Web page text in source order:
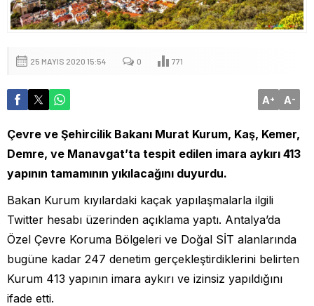
25 MAYIS 2020 15:54 0 771
A+ A-
Çevre ve Şehircilik Bakanı Murat Kurum, Kaş, Kemer,
Demre, ve Manavgat’ta tespit edilen imara aykırı 413
yapının tamamının yıkılacağını duyurdu.
Bakan Kurum kıyılardaki kaçak yapılaşmalarla ilgili
Twitter hesabı üzerinden açıklama yaptı. Antalya’da
Özel Çevre Koruma Bölgeleri ve Doğal SİT alanlarında
bugüne kadar 247 denetim gerçekleştirdiklerini belirten
Kurum 413 yapının imara aykırı ve izinsiz yapıldığını
ifade etti.